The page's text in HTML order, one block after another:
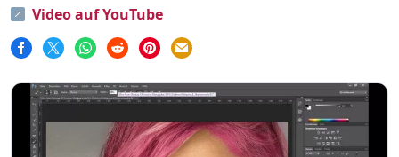
Video auf YouTube
Windows
Word 111